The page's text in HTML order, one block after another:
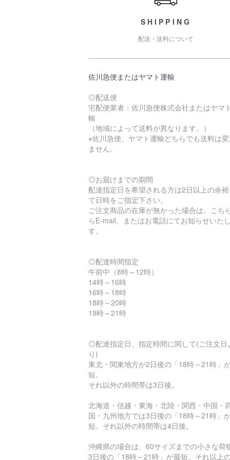
SHIPPING
配送・送料について
佐川急便またはヤマト運輸
◎配送便
宅配便業者：佐川急便株式会社またはヤマ
輸
（地域によって送料が異なります。）
※佐川急便、ヤマト運輸どちらでも送料は変
ません。
◎お届けまでの期間
配達指定日を希望される方は2日以上の余
て日時をご指定下さい。
ご注文商品の在庫が無かった場合は、こち
らE-mail、またはお電話にてお知らせいた
す。
◎配達時間指定
午前中（8時～12時）
14時～16時
16時～18時
18時～20時
19時～21時
◎配達指定日、指定時間に関して(ご注文日
り)
東北・関東地方が2日後の「18時～21時」
短。
それ以外の時間帯は3日後。
北海道・信越・東海・北陸・関西・中国・
国・九州地方では3日後の「18時～21時」
短。それ以外の時間帯は4日後。
沖縄県の場合は、60サイズまでの小さな荷
3日後の「18時～21時」が最短。それ以上